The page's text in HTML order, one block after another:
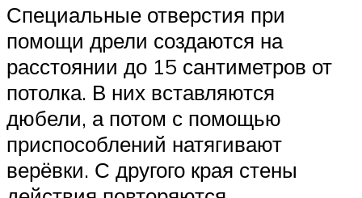
Специальные отверстия при
помощи дрели создаются на
расстоянии до 15 сантиметров от
потолка. В них вставляются
дюбели, а потом с помощью
приспособлений натягивают
верёвки. С другого края стены